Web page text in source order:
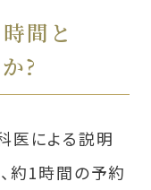
間と
?
医による説明
約1時間の予約